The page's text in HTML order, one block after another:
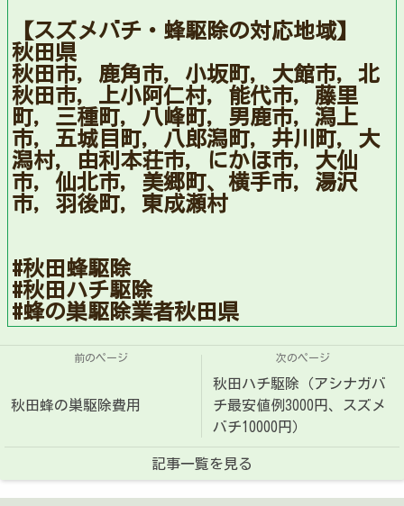
【スズメバチ・蜂駆除の対応地域】
秋田県
秋田市，鹿角市，小坂町，大館市，北
秋田市，上小阿仁村，能代市，藤里
町，三種町，八峰町，男鹿市，潟上
市，五城目町，八郎潟町，井川町，大
潟村，由利本荘市，にかほ市，大仙
市，仙北市，美郷町、横手市，湯沢
市，羽後町，東成瀬村
#秋田蜂駆除
#秋田ハチ駆除
#蜂の巣駆除業者秋田県
前のページ
秋田蜂の巣駆除費用
次のページ
秋田ハチ駆除（アシナガバ
チ最安値例3000円、スズメ
バチ10000円）
記事一覧を見る